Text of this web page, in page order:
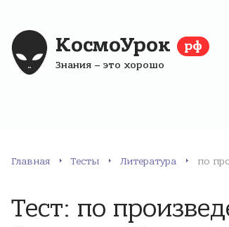
КосмоУрок рф
Знания – это хорошо
Главная Тесты Литература по
Тест: по